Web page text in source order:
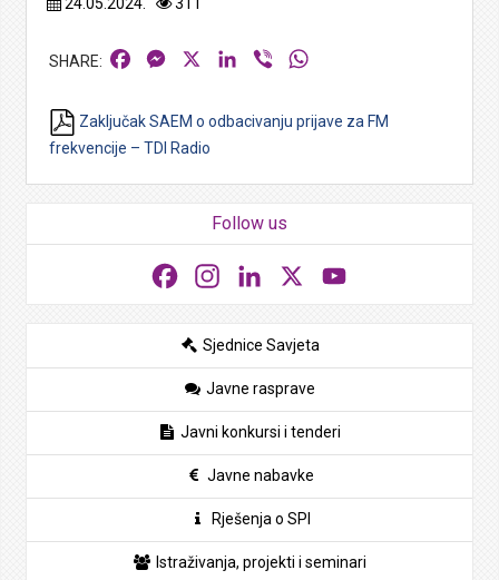
FacebookMessengerLinkedIn
Viber
Zaključak SAEM o odbacivanju prijave za FM
frekvencije – TDI Radio
Follow us
FacebookInstagramLinkedIn
Sjednice Savjeta
Javne rasprave
Javni konkursi i tenderi
Javne nabavke
Rješenja o SPI
Istraživanja, projekti i seminari